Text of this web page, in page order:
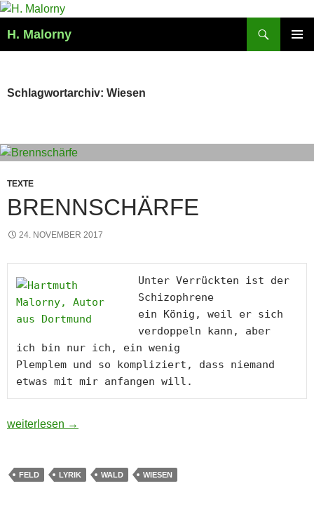
Zum
springen
H. Malorny
Schlagwortarchiv: Wiesen
TEXTE
BRENNSCHÄRFE
24. NOVEMBER 2017
Unter Verrückten ist der
Schizophrene
ein König, weil er sich
verdoppeln kann, aber
ich bin nur ich, ein wenig
Plemplem und so
etwas mit mir anfangen will.
Brennschärfe
weiterlesen →
FELD LYRIK WALD WIESEN